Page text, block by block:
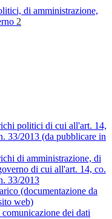
di amministrazione,
2
politici di cui all'art. 14,
33/2013 (da pubblicare in
di amministrazione, di
di cui all'art. 14, co.
33/2013
(documentazione da
web)
dei dati